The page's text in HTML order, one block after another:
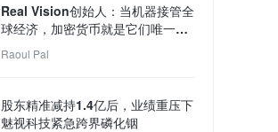
Real Vision创始人：当机器接管全
球经济，加密货币就是它们唯一的
支付通道
Raoul Pal
股东精准减持1.4亿后，业绩重压下
魅视科技紧急跨界磷化铟